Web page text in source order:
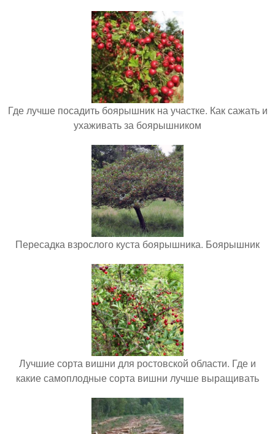
Где лучше посадить боярышник на участке. Как сажать и
ухаживать за боярышником
Пересадка взрослого куста боярышника. Боярышник
Лучшие сорта вишни для ростовской области. Где и
какие самоплодные сорта вишни лучше выращивать